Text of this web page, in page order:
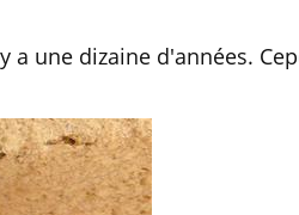
une dizaine d'années.